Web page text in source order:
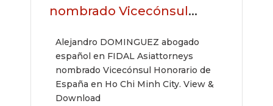
nombrado Vicecónsul
Alejandro DOMINGUEZ abogado
español en FIDAL Asiattorneys
nombrado Vicecónsul Honorario de
España en Ho Chi Minh City. View &
Download